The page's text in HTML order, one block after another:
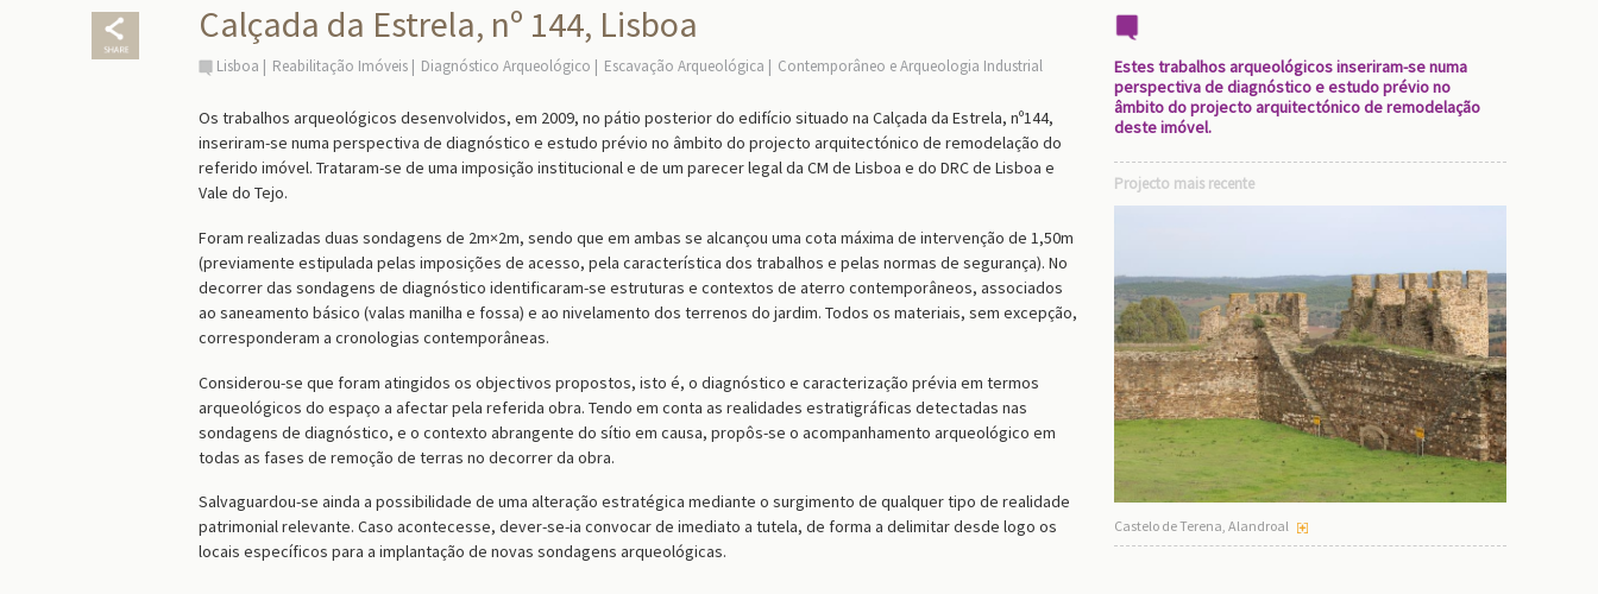
Calçada da Estrela, nº 144, Lisboa
Lisboa Reabilitação Imóveis Diagnóstico Arqueológico Escavação Arqueológica Contemporâneo e Arqueologia Industrial
Os trabalhos arqueológicos desenvolvidos, em 2009, no pátio posterior do edifício situado na Calçada da Estrela, nº144,
inseriram-se numa perspectiva de diagnóstico e estudo prévio no âmbito do projecto arquitectónico de remodelação do
referido imóvel. Trataram-se de uma imposição institucional e de um parecer legal da CM de Lisboa e do DRC de Lisboa e
Vale do Tejo.
Foram realizadas duas sondagens de 2m×2m, sendo que em ambas se alcançou uma cota máxima de intervenção de 1,50m
(previamente estipulada pelas imposições de acesso, pela característica dos trabalhos e pelas normas de segurança). No
decorrer das sondagens de diagnóstico identificaram-se estruturas e contextos de aterro contemporâneos, associados
ao saneamento básico (valas manilha e fossa) e ao nivelamento dos terrenos do jardim. Todos os materiais, sem excepção,
corresponderam a cronologias contemporâneas.
Considerou-se que foram atingidos os objectivos propostos, isto é, o diagnóstico e caracterização prévia em termos
arqueológicos do espaço a afectar pela referida obra. Tendo em conta as realidades estratigráficas detectadas nas
sondagens de diagnóstico, e o contexto abrangente do sítio em causa, propôs-se o acompanhamento arqueológico em
todas as fases de remoção de terras no decorrer da obra.
Salvaguardou-se ainda a possibilidade de uma alteração estratégica mediante o surgimento de qualquer tipo de realidade
patrimonial relevante. Caso acontecesse, dever-se-ia convocar de imediato a tutela, de forma a delimitar desde logo os
locais específicos para a implantação de novas sondagens arqueológicas.
Estes trabalhos arqueológicos inseriram-se numa
perspectiva de diagnóstico e estudo prévio no
âmbito do projecto arquitectónico de remodelação
deste imóvel.
Projecto mais recente
Castelo de Terena, Alandroal